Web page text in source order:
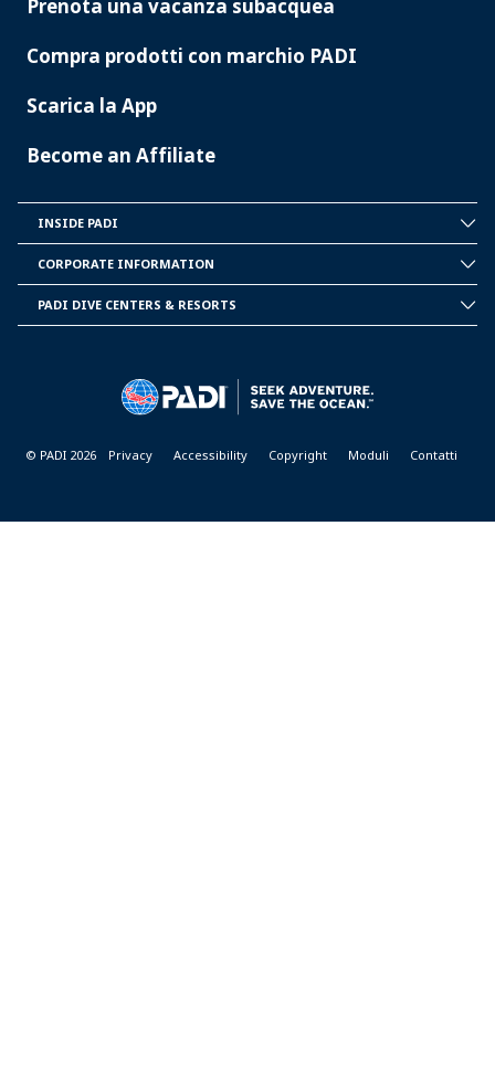
Prenota una vacanza subacquea
Compra prodotti con marchio PADI
Scarica la App
Become an Affiliate
PADI
INSIDE PADI
INFORMATION
CORPORATE INFORMATION
PADI DIVE CENTERS & RESORTS
© PADI 2026 Privacy Accessibility Copyright Moduli Contatti